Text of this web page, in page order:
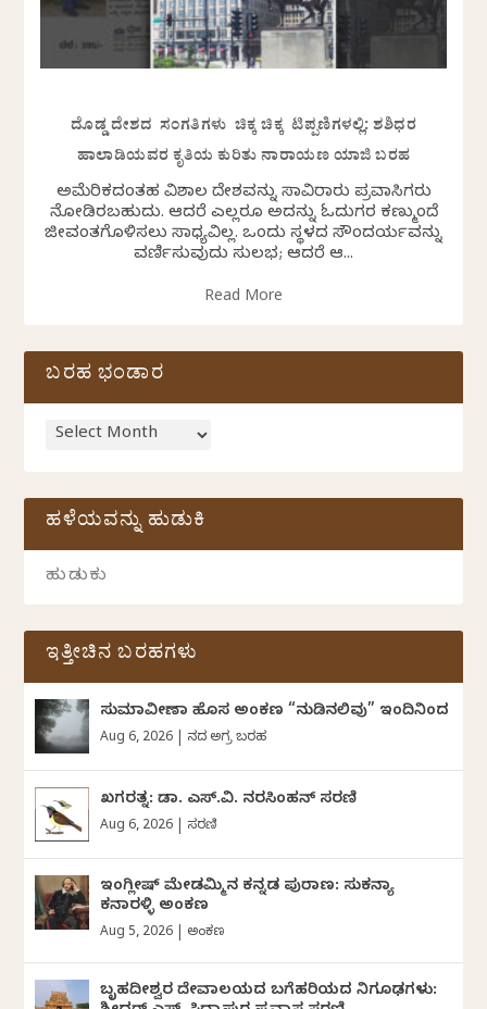
ದೊಡ್ಡ ದೇಶದ ಸಂಗತಿಗಳು ಚಿಕ್ಕ ಚಿಕ್ಕ ಟಿಪ್ಪಣಿಗಳಲ್ಲಿ: ಶಶಿಧರ
ಹಾಲಾಡಿಯವರ ಕೃತಿಯ ಕುರಿತು ನಾರಾಯಣ ಯಾಜಿ ಬರಹ
ಅಮೆರಿಕದಂತಹ ವಿಶಾಲ ದೇಶವನ್ನು ಸಾವಿರಾರು ಪ್ರವಾಸಿಗರು
ನೋಡಿರಬಹುದು. ಆದರೆ ಎಲ್ಲರೂ ಅದನ್ನು ಓದುಗರ ಕಣ್ಮುಂದೆ
ಜೀವಂತಗೊಳಿಸಲು ಸಾಧ್ಯವಿಲ್ಲ. ಒಂದು ಸ್ಥಳದ ಸೌಂದರ್ಯವನ್ನು
ವರ್ಣಿಸುವುದು ಸುಲಭ; ಆದರೆ ಆ...
Read More
ಬರಹ ಭಂಡಾರ
ಹಳೆಯವನ್ನು ಹುಡುಕಿ
ಇತ್ತೀಚಿನ ಬರಹಗಳು
ಸುಮಾವೀಣಾ ಹೊಸ ಅಂಕಣ “ನುಡಿನಲಿವು” ಇಂದಿನಿಂದ
Aug 6, 2026 ದಿನದ ಅಗ್ರ ಬರಹ
ಖಗರತ್ನ: ಡಾ. ಎಸ್.ವಿ. ನರಸಿಂಹನ್‌‌ ಸರಣಿ
Aug 6, 2026 ಸರಣಿ
ಇಂಗ್ಲೀಷ್ ಮೇಡಮ್ಮಿನ ಕನ್ನಡ ಪುರಾಣ: ಸುಕನ್ಯಾ
ಕನಾರಳ್ಳಿ ಅಂಕಣ
Aug 5, 2026 ಅಂಕಣ
ಬೃಹದೀಶ್ವರ ದೇವಾಲಯದ ಬಗೆಹರಿಯದ ನಿಗೂಢಗಳು: